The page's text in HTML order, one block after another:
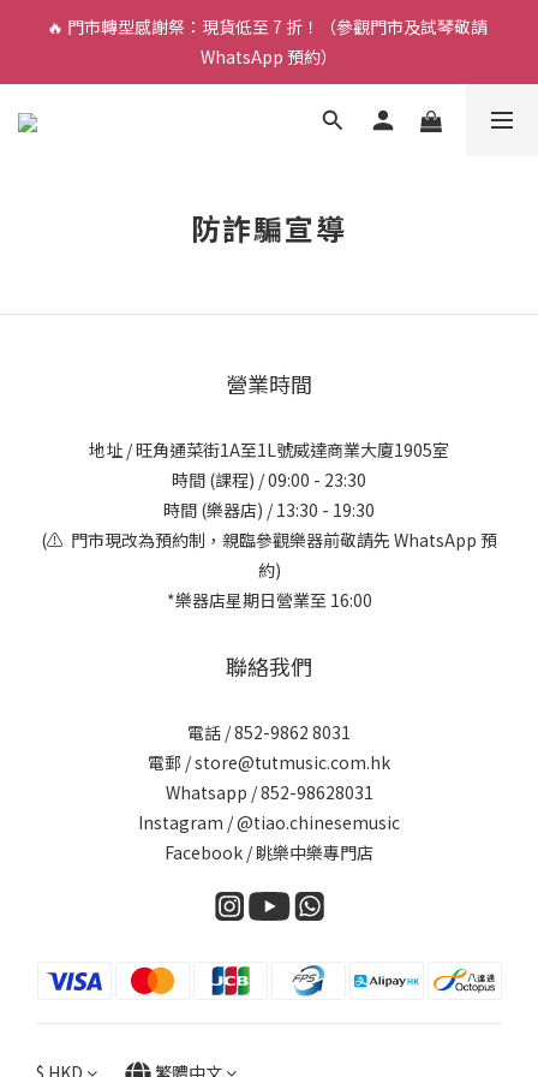
🎵 新生限時：$200 試堂優惠（包樂器借用）
🔥 門市轉型感謝祭：現貨低至 7 折！（參觀門市及試琴敬請
WhatsApp 預約）
🎵 新生限時：$200 試堂優惠（包樂器借用）
防詐騙宣導
營業時間
地址 / 旺角通菜街1A至1L號威達商業大廈1905室
時間 (課程) / 09:00 - 23:30
時間 (樂器店) / 13:30 - 19:30
(⚠️ 門市現改為預約制，親臨參觀樂器前敬請先 WhatsApp 預
約)
*樂器店星期日營業至 16:00
聯絡我們
電話 / 852-9862 8031
電郵 / store@tutmusic.com.hk
Whatsapp /852-98628031
Instagram / @tiao.chinesemusic
Facebook / 眺樂中樂專門店
$ HKD 繁體中文